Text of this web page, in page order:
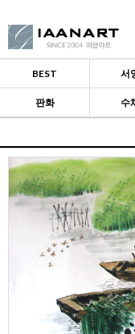
BEST 서
판화 수